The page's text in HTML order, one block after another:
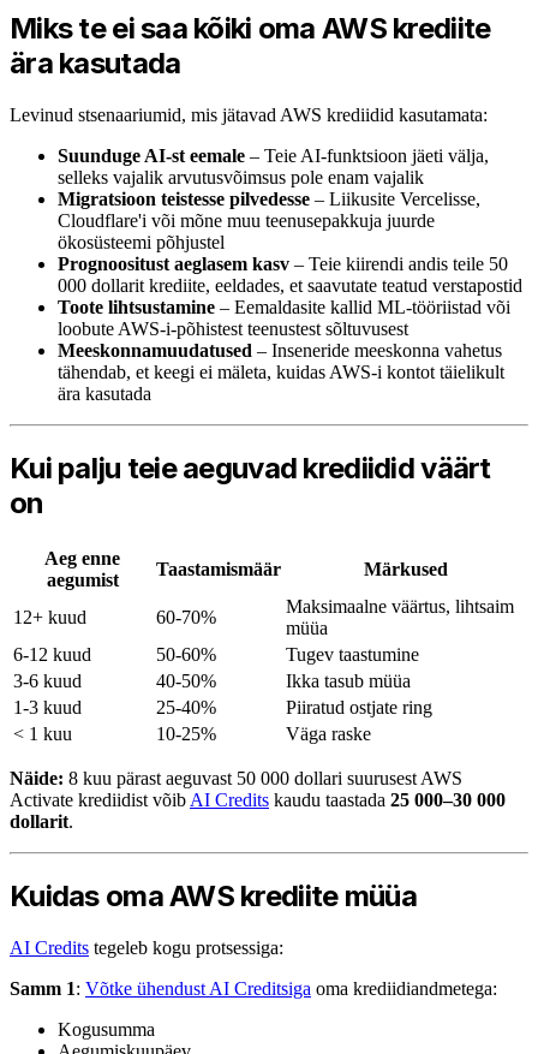
Miks te ei saa kõiki oma AWS krediite
ära kasutada
Levinud stsenaariumid, mis jätavad AWS krediidid kasutamata:
Suunduge AI-st eemale – Teie AI-funktsioon jäeti välja,
selleks vajalik arvutusvõimsus pole enam vajalik
Migratsioon teistesse pilvedesse – Liikusite Vercelisse,
Cloudflare'i või mõne muu teenusepakkuja juurde
ökosüsteemi põhjustel
Prognoositust aeglasem kasv – Teie kiirendi andis teile 50
000 dollarit krediite, eeldades, et saavutate teatud verstapostid
Toote lihtsustamine – Eemaldasite kallid ML-tööriistad või
loobute AWS-i-põhistest teenustest sõltuvusest
Meeskonnamuudatused – Inseneride meeskonna vahetus
tähendab, et keegi ei mäleta, kuidas AWS-i kontot täielikult
ära kasutada
Kui palju teie aeguvad krediidid väärt
on
Aeg enne
aegumist
Taastamismäär Märkused
12+ kuud 60-70%
Maksimaalne väärtus, lihtsaim
müüa
6-12 kuud
50-60%
Tugev taastumine
3-6 kuud
40-50%
Ikka tasub müüa
1-3 kuud
25-40%
Piiratud ostjate ring
< 1 kuu
10-25% Väga raske
Näide: 8 kuu pärast aeguvast 50 000 dollari suurusest AWS
Activate krediidist võib AI Credits kaudu taastada 25 000–30 000
dollarit.
Kuidas oma AWS krediite müüa
AI Credits tegeleb kogu protsessiga:
Samm 1: Võtke ühendust AI Creditsiga oma krediidiandmetega:
Kogusumma